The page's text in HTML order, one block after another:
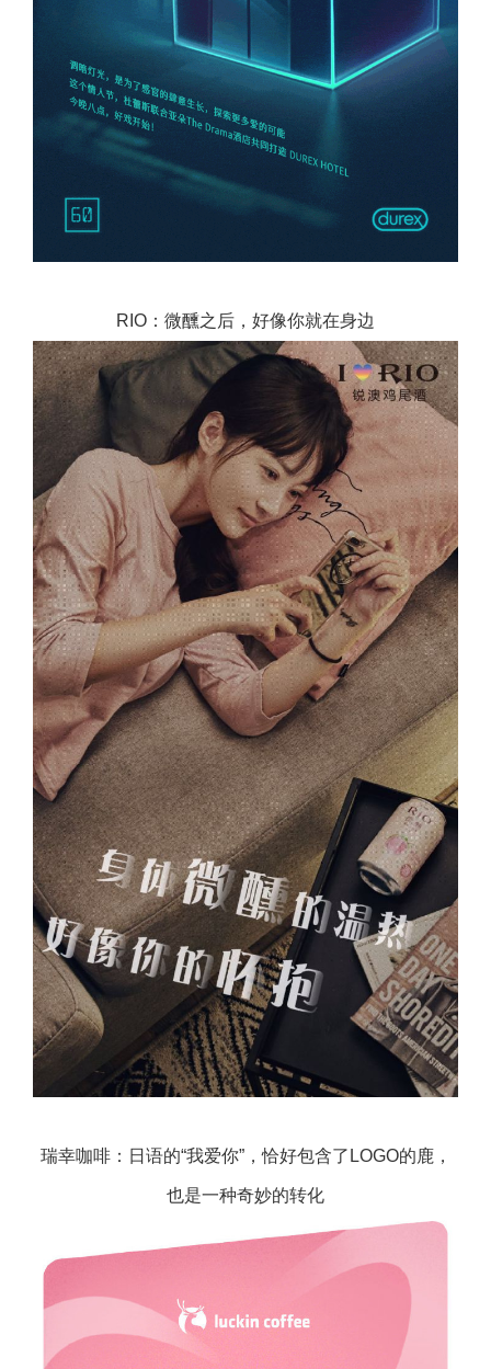
RIO：微醺之后，好像你就在身边
瑞幸咖啡：日语的“我爱你”，恰好包含了LOGO的鹿，
也是一种奇妙的转化